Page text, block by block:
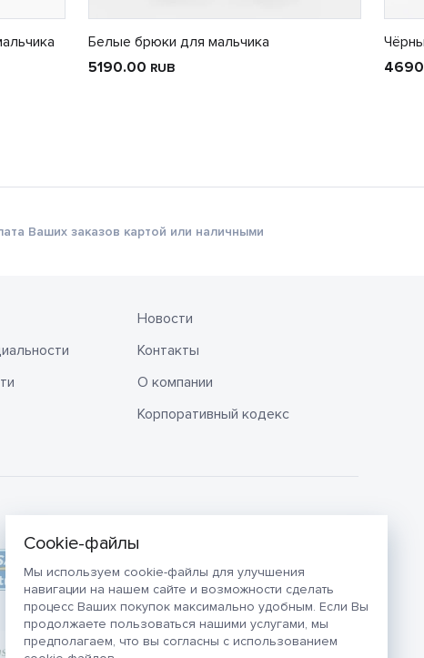
Мы используем cookie-файлы для улучшения
навигации на нашем сайте и возможности сделать
процесс Ваших покупок максимально удобным. Если Вы
продолжаете пользоваться нашими услугами, мы
предполагаем, что вы согласны с использованием
Белые брюки для мальчика
5190.00 RUB
Ваших заказов картой или наличными
Новости
Контакты
О компании
Корпоративный кодекс